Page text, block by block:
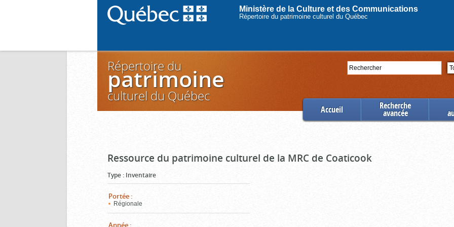
Ministère de la Culture et des Communications
Répertoire du patrimoine culturel du Québec
Rechercher
Répertoire du
patrimoine
culturel du Québec
Accueil Recherche
avancée
Ressource du patrimoine culturel de la MRC de Coaticook
Type : Inventaire
Portée :
Régionale